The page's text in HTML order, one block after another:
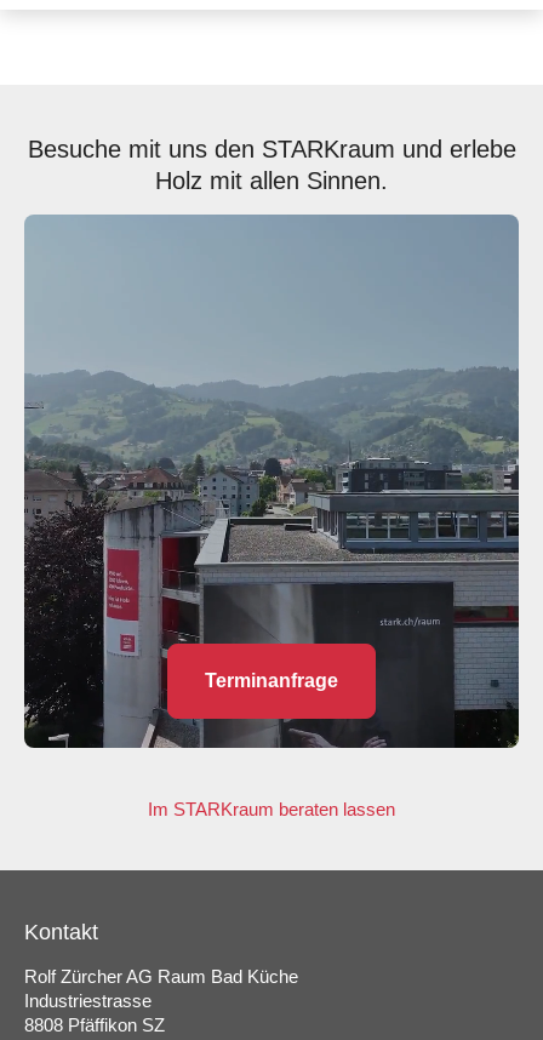
Besuche mit uns den STARKraum und erlebe
Holz mit allen Sinnen.
Terminanfrage
Im STARKraum beraten lassen
Kontakt
Rolf Zürcher AG Raum Bad Küche
Industriestrasse
8808 Pfäffikon SZ